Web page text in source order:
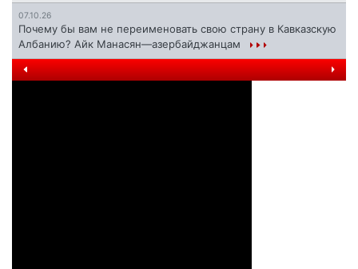
07.10.26
Почему бы вам не переименовать свою страну в Кавказскую
Албанию? Айк Манасян—азербайджанцам